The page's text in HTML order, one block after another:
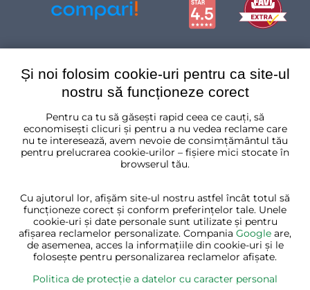
România
Și noi folosim cookie-uri pentru ca site-ul
nostru să funcționeze corect
Pentru ca tu să găsești rapid ceea ce cauți, să
economisești clicuri și pentru a nu vedea reclame care
nu te interesează, avem nevoie de consimțământul tău
pentru prelucrarea cookie-urilor – fișiere mici stocate în
browserul tău.
Cu ajutorul lor, afișăm site-ul nostru astfel încât totul să
funcționeze corect și conform preferințelor tale. Unele
cookie-uri și date personale sunt utilizate și pentru
afișarea reclamelor personalizate. Compania Google are,
de asemenea, acces la informațiile din cookie-uri și le
folosește pentru personalizarea reclamelor afișate.
Politica de protecție a datelor cu caracter personal